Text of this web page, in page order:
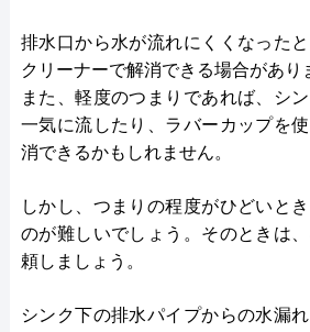
排水口から水が流れにくくなった
クリーナーで解消できる場合があり
また、軽度のつまりであれば、シ
一気に流したり、ラバーカップを
消できるかもしれません。
しかし、つまりの程度がひどいと
のが難しいでしょう。そのときは
頼しましょう。
シンク下の排水パイプからの水漏